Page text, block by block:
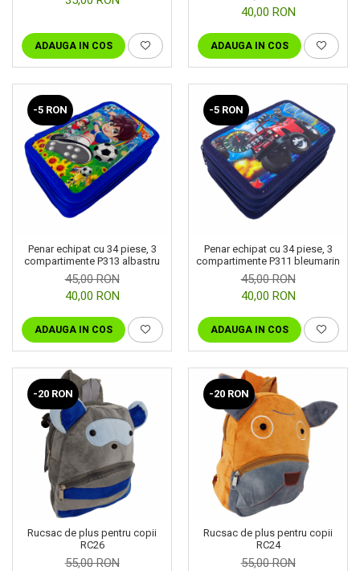
ADAUGA IN COS
40,00 RON
ADAUGA IN COS
-5 RON
Penar echipat cu 34 piese, 3
compartimente P313 albastru
45,00 RON
40,00 RON
ADAUGA IN COS
-5 RON
Penar echipat cu 34 piese, 3
compartimente P311 bleumarin
45,00 RON
40,00 RON
ADAUGA IN COS
-20 RON
Rucsac de plus pentru copii
RC26
55,00 RON
-20 RON
Rucsac de plus pentru copii
RC24
55,00 RON